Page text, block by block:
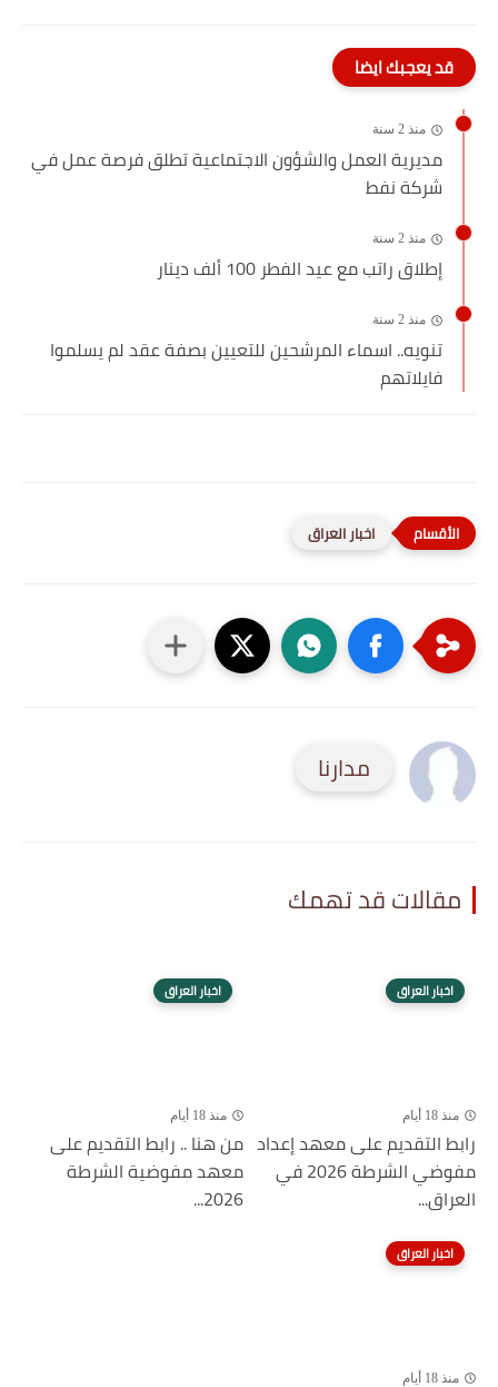
قد يعجبك ايضا
منذ 2 سنة
مديرية العمل والشؤون الاجتماعية تطلق فرصة عمل في
شركة نفط
منذ 2 سنة
إطلاق راتب مع عيد الفطر 100 ألف دينار
منذ 2 سنة
تنويه.. اسماء المرشحين للتعيين بصفة عقد لم يسلموا
فايلاتهم
اخبار العراق
مدارنا
مقالات قد تهمك
اخبار العراق
منذ 18 أيام
رابط التقديم على معهد إعداد
مفوضي الشرطة 2026 في
العراق...
اخبار العراق
منذ 18 أيام
من هنا .. رابط التقديم على
معهد مفوضية الشرطة
2026...
اخبار العراق
منذ 18 أيام